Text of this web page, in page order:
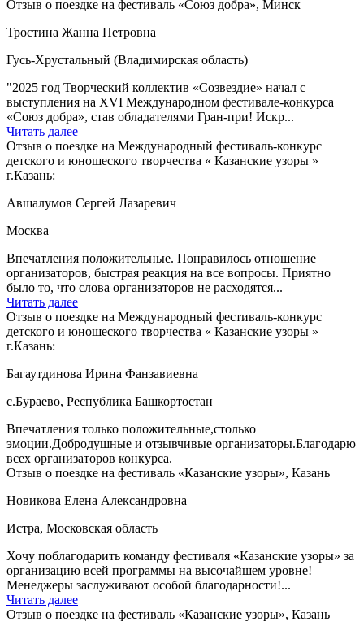
Отзыв о поездке на фестиваль «Союз добра», Минск
Тростина Жанна Петровна
Гусь-Хрустальный (Владимирская область)
"2025 год Творческий коллектив «Созвездие» начал с
выступления на XVI Международном фестивале-конкурса
«Союз добра», став обладателями Гран-при! Искр...
Читать далее
Отзыв о поездке на Международный фестиваль-конкурс
детского и юношеского творчества « Казанские узоры »
г.Казань:
Авшалумов Сергей Лазаревич
Москва
Впечатления положительные. Понравилось отношение
организаторов, быстрая реакция на все вопросы. Приятно
было то, что слова организаторов не расходятся...
Читать далее
Отзыв о поездке на Международный фестиваль-конкурс
детского и юношеского творчества « Казанские узоры »
г.Казань:
Багаутдинова Ирина Фанзавиевна
c.Бураево, Республика Башкортостан
Впечатления только положительные,столько
эмоции.Добродушные и отзывчивые организаторы.Благодарю
всех организаторов конкурса.
Отзыв о поездке на фестиваль «Казанские узоры», Казань
Новикова Елена Александровна
Истра, Московская область
Хочу поблагодарить команду фестиваля «Казанские узоры» за
организацию всей программы на высочайшем уровне!
Менеджеры заслуживают особой благодарности!...
Читать далее
Отзыв о поездке на фестиваль «Казанские узоры», Казань